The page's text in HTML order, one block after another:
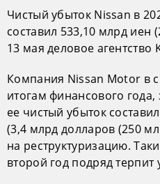
Чистый убыток Nissan в
составил 533,10 млрд иен
13 мая деловое агентство
Компания Nissan Motor в
итогам финансового
ее чистый убыток
(3,4 млрд долларов (250
на реструктуризацию.
второй год подряд терпит